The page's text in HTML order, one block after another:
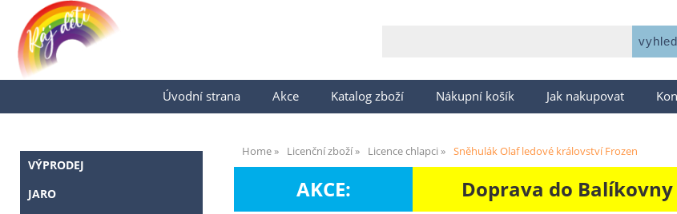
Úvodní strana Akce Katalog zboží Nákupní košík Jak nakupovat
Home Licenční zboží Licence chlapci Sněhulák Olaf ledové království Frozen
AKCE: Doprava do
VÝPRODEJ
JARO